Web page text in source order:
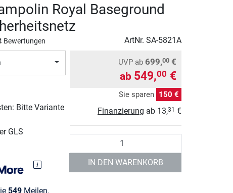
Royal Baseground
Bewertungen ArtNr. SA-5821A
Bitte Variante
GLS
549Meilen.
UVP ab 699,00 €
ab 549,00 €
Sie sparen 150 €
Finanzierung ab 13,31 €
IN DEN WARENKORB